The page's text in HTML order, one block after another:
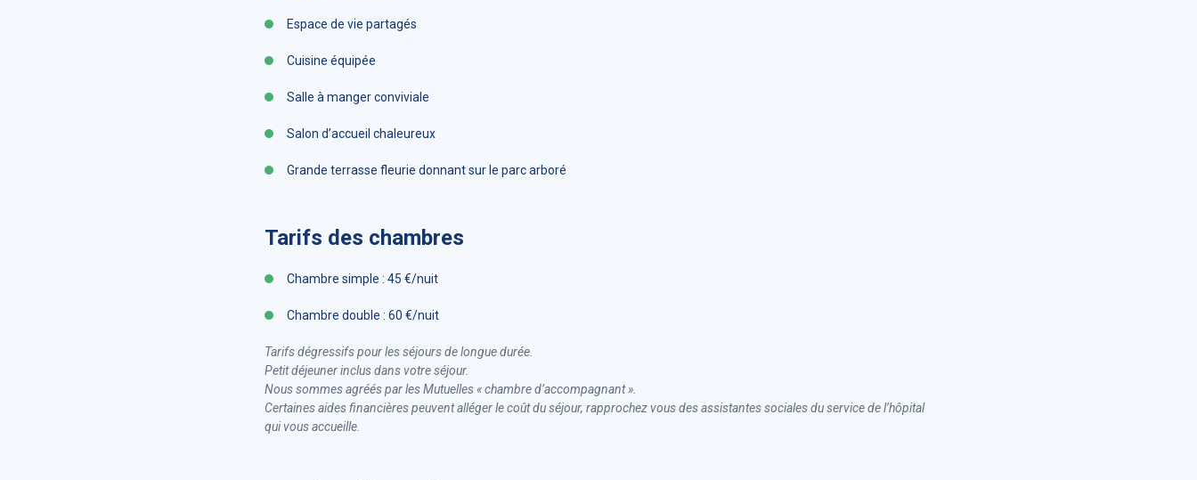
Espace de vie partagés
Cuisine équipée
Salle à manger conviviale
Salon d’accueil chaleureux
Grande terrasse fleurie donnant sur le parc arboré
Tarifs des chambres
Chambre simple : 45 €/nuit
Chambre double : 60 €/nuit
Tarifs dégressifs pour les séjours de longue durée.
Petit déjeuner inclus dans votre séjour.
Nous sommes agréés par les Mutuelles « chambre d’accompagnant ».
Certaines aides financières peuvent alléger le coût du séjour, rapprochez vous des assistantes sociales du service de l’hôpital
qui vous accueille.